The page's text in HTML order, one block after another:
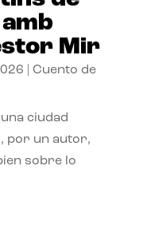
Mir
Cuento de
ciudad
por un autor,
sobre lo